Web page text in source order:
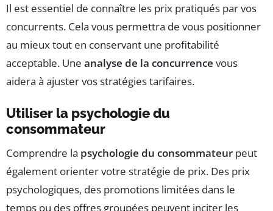
Il est essentiel de connaître les prix pratiqués par vos
concurrents. Cela vous permettra de vous positionner
au mieux tout en conservant une profitabilité
acceptable. Une analyse de la concurrence vous
aidera à ajuster vos stratégies tarifaires.
Utiliser la psychologie du
consommateur
Comprendre la psychologie du consommateur peut
également orienter votre stratégie de prix. Des prix
psychologiques, des promotions limitées dans le
temps ou des offres groupées peuvent inciter les